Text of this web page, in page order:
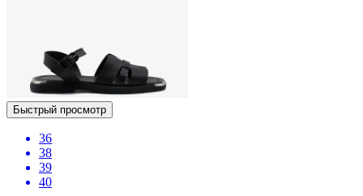
Быстрый просмотр
36
38
39
40